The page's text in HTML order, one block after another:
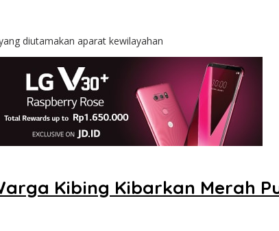
diutamakan aparat kewilayahan
Kibing Kibarkan Merah